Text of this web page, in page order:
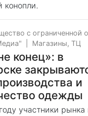
с ограниченной
Магазины, ТЦ
конец»: в
и
одежды
участники рынка